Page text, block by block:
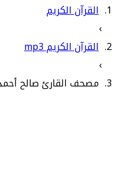
القرآن الكريم
›
القرآن الكريم mp3
›
مصحف القارئ صالح